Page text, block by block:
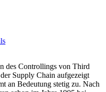
des Controllings von Third
Supply Chain aufgezeigt
an Bedeutung stetig zu. Nach